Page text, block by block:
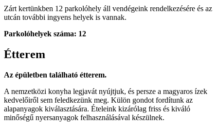
Zárt kertünkben 12 parkolóhely áll vendégeink rendelkezésére és az
utcán további ingyens helyek is vannak.
Parkolóhelyek száma: 12
Étterem
Az épületben található étterem.
A nemzetközi konyha legjavát nyújtjuk, és persze a magyaros ízek
kedvelőiről sem feledkezünk meg. Külön gondot fordítunk az
alapanyagok kiválasztására. Ételeink kizárólag friss és kiváló
minőségű nyersanyagok felhasználásával készülnek.